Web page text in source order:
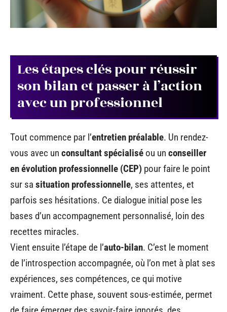
Les étapes clés pour réussir
son bilan et passer à l’action
avec un professionnel
Tout commence par l’entretien préalable. Un rendez-
vous avec un consultant spécialisé ou un conseiller
en évolution professionnelle (CEP) pour faire le point
sur sa situation professionnelle, ses attentes, et
parfois ses hésitations. Ce dialogue initial pose les
bases d’un accompagnement personnalisé, loin des
recettes miracles.
Vient ensuite l’étape de l’auto-bilan. C’est le moment
de l’introspection accompagnée, où l’on met à plat ses
expériences, ses compétences, ce qui motive
vraiment. Cette phase, souvent sous-estimée, permet